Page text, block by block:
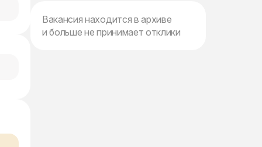
Вакансия находится в архиве
и больше не принимает отклики